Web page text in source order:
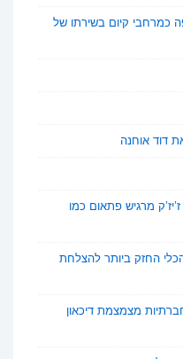
כמרחבי קיום בשירתו של
דוד אוחנה
מרגיש פתאום כמו
החזק ביותר להצלחת
מצמצמת דיכאון